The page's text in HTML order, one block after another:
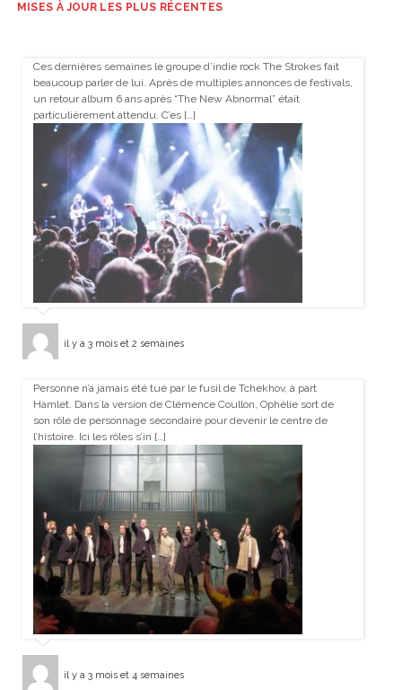
MISES À JOUR LES PLUS RÉCENTES
Ces dernières semaines le groupe d’indie rock The Strokes fait
beaucoup parler de lui. Après de multiples annonces de festivals,
un retour album 6 ans après “The New Abnormal” était
particulièrement attendu. C’es […]
il y a 3 mois et 2 semaines
Personne n’a jamais été tué par le fusil de Tchekhov, à part
Hamlet. Dans la version de Clémence Coullon, Ophélie sort de
son rôle de personnage secondaire pour devenir le centre de
l’histoire. Ici les rôles s’in […]
il y a 3 mois et 4 semaines